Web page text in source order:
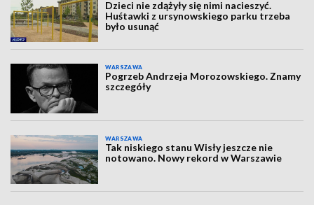
Dzieci nie zdążyły się nimi nacieszyć.
Huśtawki z ursynowskiego parku trzeba
było usunąć
WARSZAWA
Pogrzeb Andrzeja Morozowskiego. Znamy
szczegóły
WARSZAWA
Tak niskiego stanu Wisły jeszcze nie
notowano. Nowy rekord w Warszawie